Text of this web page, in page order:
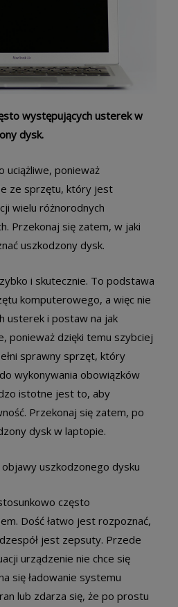
występujących usterek w
dysk.
ponieważ
ze sprzętu, który jest
wielu różnorodnych
Przekonaj się zatem, w jaki
uszkodzony dysk.
i skutecznie. To podstawa
komputerowego, a więc nie
usterek i postaw na jak
ponieważ dzięki temu szybciej
sprawny sprzęt, który
wykonywania obowiązków
istotne jest to, aby
Przekonaj się zatem, po
dysk w laptopie.
uszkodzonego dysku
często
Dość łatwo jest rozpoznać,
jest zepsuty. Przede
urządzenie nie chce się
się ładowanie systemu
lub zdarza się, że po prostu